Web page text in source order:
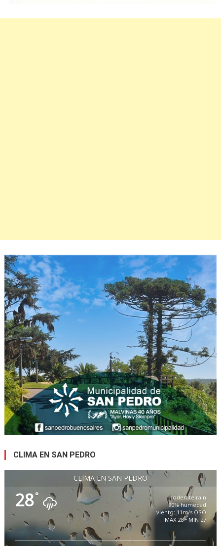
CLIMA EN SAN PEDRO
CLIMA EN SAN PEDRO
28°
moderate rain
90% humedad
viento: 11m/s OSO
MAX 28 • MIN 27